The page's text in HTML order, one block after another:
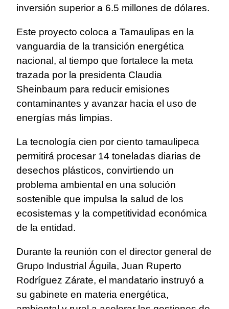
inversión superior a 6.5 millones de dólares.
Este proyecto coloca a Tamaulipas en la
vanguardia de la transición energética
nacional, al tiempo que fortalece la meta
trazada por la presidenta Claudia
Sheinbaum para reducir emisiones
contaminantes y avanzar hacia el uso de
energías más limpias.
La tecnología cien por ciento tamaulipeca
permitirá procesar 14 toneladas diarias de
desechos plásticos, convirtiendo un
problema ambiental en una solución
sostenible que impulsa la salud de los
ecosistemas y la competitividad económica
de la entidad.
Durante la reunión con el director general de
Grupo Industrial Águila, Juan Ruperto
Rodríguez Zárate, el mandatario instruyó a
su gabinete en materia energética,